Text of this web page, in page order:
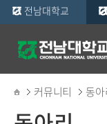
전남대학교
커뮤니티 동아